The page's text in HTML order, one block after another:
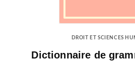
DROIT ET SCIENCES
Dictionnaire de